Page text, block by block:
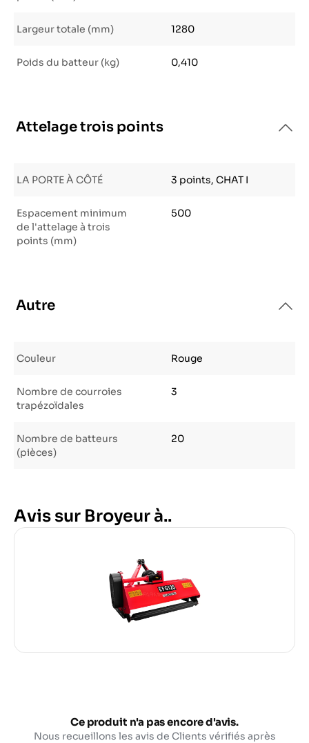
Largeur totale (mm) 1280
Poids du batteur (kg) 0,410
Attelage trois points
LA PORTE À CÔTÉ 3 points, CHAT I
Espacement minimum
de l'attelage à trois
points (mm)
500
Autre
Couleur Rouge
Nombre de courroies
trapézoïdales
3
Nombre de batteurs
(pièces)
20
Avis sur Broyeur à..
Ce produit n'a pas encore d'avis.
Nous recueillons les avis de Clients vérifiés après